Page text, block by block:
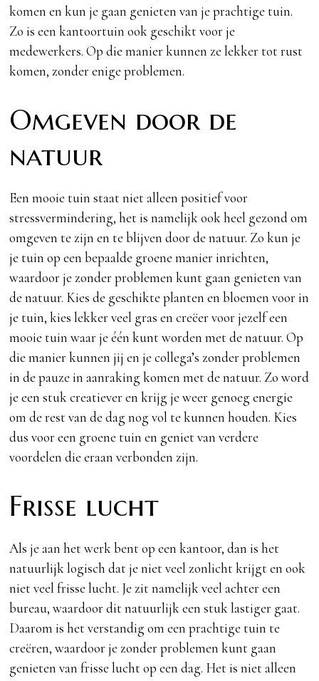
komen en kun je gaan genieten van je prachtige tuin.
Zo is een kantoortuin ook geschikt voor je
medewerkers. Op die manier kunnen ze lekker tot rust
komen, zonder enige problemen.
Omgeven door de
natuur
Een mooie tuin staat niet alleen positief voor
stressvermindering, het is namelijk ook heel gezond om
omgeven te zijn en te blijven door de natuur. Zo kun je
je tuin op een bepaalde groene manier inrichten,
waardoor je zonder problemen kunt gaan genieten van
de natuur. Kies de geschikte planten en bloemen voor in
je tuin, kies lekker veel gras en creëer voor jezelf een
mooie tuin waar je één kunt worden met de natuur. Op
die manier kunnen jij en je collega’s zonder problemen
in de pauze in aanraking komen met de natuur. Zo word
je een stuk creatiever en krijg je weer genoeg energie
om de rest van de dag nog vol te kunnen houden. Kies
dus voor een groene tuin en geniet van verdere
voordelen die eraan verbonden zijn.
Frisse lucht
Als je aan het werk bent op een kantoor, dan is het
natuurlijk logisch dat je niet veel zonlicht krijgt en ook
niet veel frisse lucht. Je zit namelijk veel achter een
bureau, waardoor dit natuurlijk een stuk lastiger gaat.
Daarom is het verstandig om een prachtige tuin te
creëren, waardoor je zonder problemen kunt gaan
genieten van frisse lucht op een dag. Het is niet alleen